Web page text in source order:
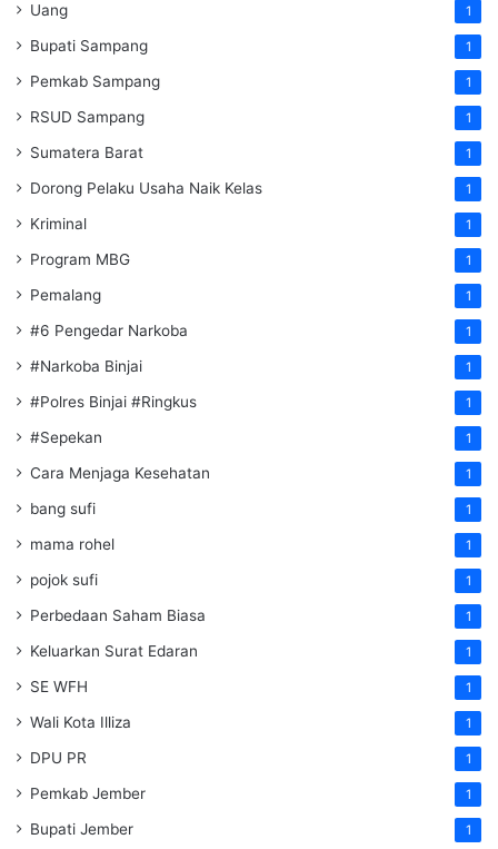
Uang 1
Bupati Sampang 1
Pemkab Sampang 1
RSUD Sampang 1
Sumatera Barat 1
Dorong Pelaku Usaha Naik Kelas 1
Kriminal 1
Program MBG 1
Pemalang 1
#6 Pengedar Narkoba 1
#Narkoba Binjai 1
#Polres Binjai #Ringkus 1
#Sepekan 1
Cara Menjaga Kesehatan 1
bang sufi 1
mama rohel 1
pojok sufi 1
Perbedaan Saham Biasa 1
Keluarkan Surat Edaran 1
SE WFH 1
Wali Kota Illiza 1
DPU PR 1
Pemkab Jember 1
Bupati Jember 1